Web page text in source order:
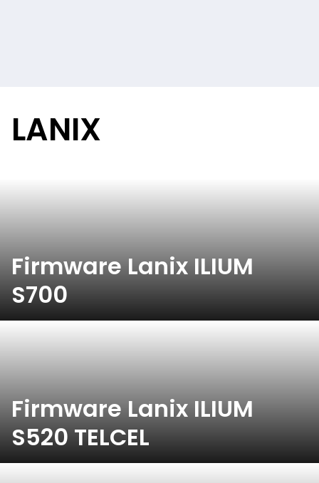
LANIX
Firmware Lanix ILIUM
S700
Firmware Lanix ILIUM
S520 TELCEL